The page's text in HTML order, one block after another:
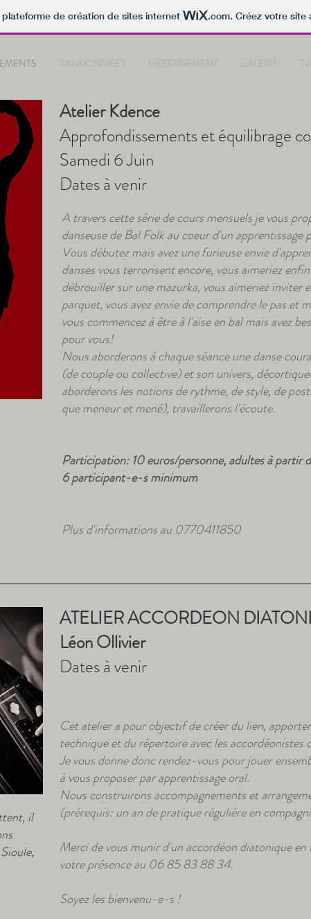
de création de sites internet .com. Créez votre site
RANDONNÉES HÉBERGEMENT GALERIE
Atelier Kdence
Approfondissements et équilibrage
Samedi 6 Juin
Dates à venir
A travers cette série de cours mensuels je vous
danseuse de Bal Folk au coeur d'un apprentissage
Vous débutez mais avez une furieuse envie
danses vous terrorisent encore, vous aimeriez
débrouiller sur une mazurka, vous aimeriez inviter
parquet, vous avez envie de comprendre le pas et
vous commencez à être à l'aise en bal mais avez
pour vous!
Nous aborderons à chaque séance une danse
(de couple ou collective) et son univers,
aborderons les notions de rythme, de style, de
que meneur et mené), travaillerons l'écoute.
Participation: 10 euros/personne, adultes à partir
6 participant-e-s minimum
Plus d'informations au 0770411850
il
ATELIER ACCORDEON
Léon Ollivier
Dates à venir
Cet atelier a pour objectif de créer du lien,
technique et du répertoire avec les accordéonistes
Je vous donne donc rendez-vous pour jouer
à vous proposer par apprentissage oral.
Nous construirons accompagnements et
(prérequis: un an de pratique régulière en
Merci de vous munir d'un accordéon diatonique
votre présence au 06 85 83 88 34.
Soyez les bienvenu-e-s !